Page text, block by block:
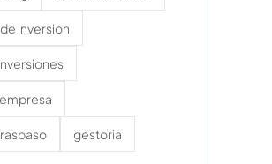
inversion
gestoria